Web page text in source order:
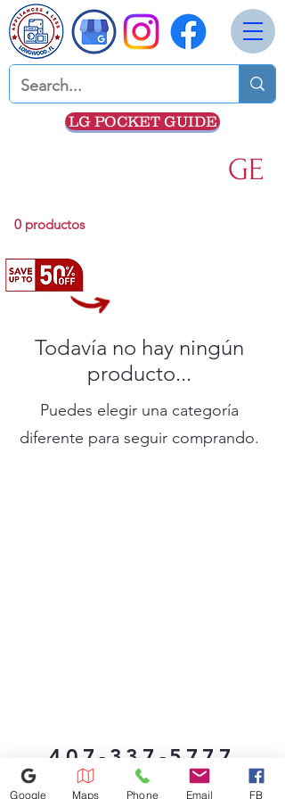
GE
0 productos
Todavía no hay ningún
producto...
Puedes elegir una categoría
diferente para seguir comprando.
LG POCKET GUIDE
407-337-5777
1490 S US Hwy 17 92, Longwood,
Google Maps Phone Email FB